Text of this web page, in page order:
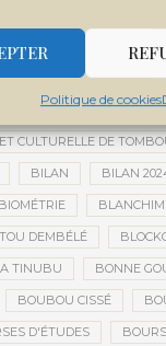
Politique de cookies
BATTERIES
BERNARD AYLWARD
BIENNALE
CULTURELLE DE
BILAN BILAN
BIOMÉTRIE
DEMBÉLÉ
TINUBU BONNE
BOUBOU CISSÉ
D'ÉTUDES